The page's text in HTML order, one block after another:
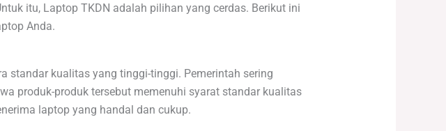
itu, Laptop TKDN adalah pilihan yang cerdas. Berikut ini
Anda.
standar kualitas yang tinggi-tinggi. Pemerintah sering
produk-produk tersebut memenuhi syarat standar kualitas
laptop yang handal dan cukup.